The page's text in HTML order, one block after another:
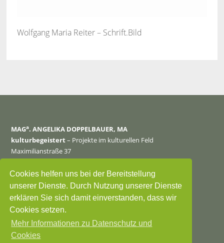
Cookies helfen uns bei der Bereitstellung
unserer Dienste. Durch Nutzung unserer Dienste
erklären Sie sich damit einverstanden, dass wir
Cookies setzen.
Mehr Informationen zu Datenschutz und
Cookies
Wolfgang Maria Reiter – Schrift.Bild
MAGa. ANGELIKA DOPPELBAUER, MA
kulturbegeistert– Projekte im kulturellen Feld
Maximilianstraße 37
Tel. 0699 127 29 998
Mail:office@kulturbegeistert.at
DSGVO
Datenschutzerklärung